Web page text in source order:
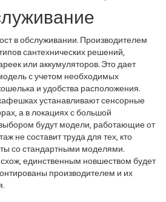
в обслуживании. Производителем
сантехнических решений,
или аккумуляторов. Это дает
с учетом необходимых
и удобства расположения.
устанавливают сенсорные
а в локациях с большой
будут модели, работающие от
не составит труда для тех, кто
со стандартными моделями.
единственным новшеством будет
производителем и их